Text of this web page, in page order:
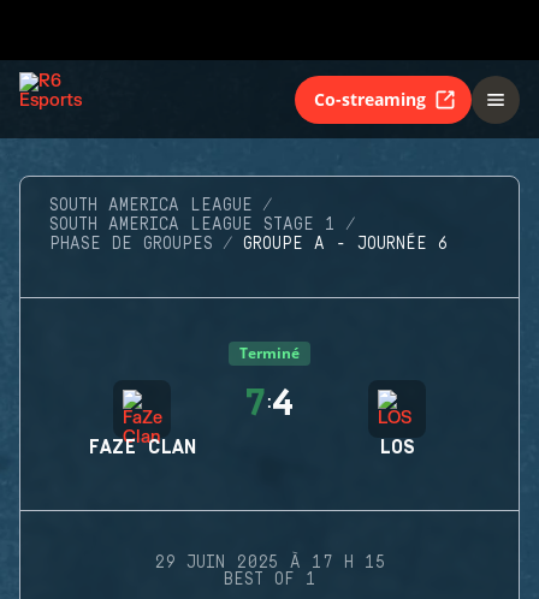
Co-streaming
SOUTH AMERICA LEAGUE
SOUTH AMERICA LEAGUE STAGE 1
PHASE DE GROUPES
GROUPE A - JOURNÉE 6
Terminé
FAZE CLAN
7:4
LOS
29 JUIN 2025 À 17 H 15
BEST OF 1